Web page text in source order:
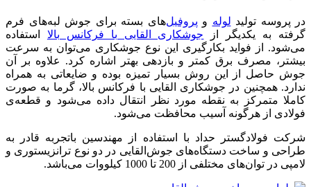
در پروسه تولید لوله و پروفیل‌های بسته برای جوش لبه‌های فرم
گرفته به یکدیگر از جوشکاری القایی با فرکانس بالا استفاده
می‌شود. از فواید بکارگیری این نوع جوشکاری می‌توان به سرعت
بیشتر، مصرف برق کمتر و بازدهی بهتر اشاره کرد. علاوه بر آن
جوش حاصل از این روش بسیار تمیزه بوده و ضایعاتی به همراه
ندارد. همچنین در جوشکاری القایی با فرکانس بالا، گرما به صورت
کاملا متمرکز به نقطه مورد نظر انتقال داده می‌شود و قطعه‌ی
فولادی از هرگونه آسیب محافظت می‌شود.
شرکت فولادگستر حداد با استفاده از مهندسین باتجربه قادر به
طراحی و ساخت دستگاه‌های جوش‌القایی در دو نوع ترانزیستوری و
لامپی در توان‌های مختلفی از 200 تا 1000 کیلووات می‌باشد.